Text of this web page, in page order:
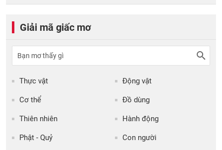
Giải mã giấc mơ
Thực vật Động vật
Cơ thể Đồ dùng
Thiên nhiên Hành động
Phật - Quỷ Con người